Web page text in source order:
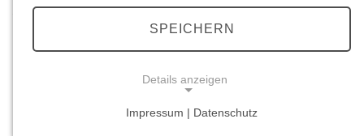
der Forschungsanstalt für Waldökologie und
Forstwirtschaft (FAWF) Trippstadt, <Webadresse der
FAWF>, abgerufen <Datum>
Klimawald 2100
SPEICHERN
Details anzeigen
Impressum | Datenschutz